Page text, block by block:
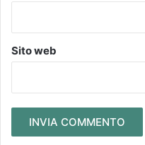
Sito web